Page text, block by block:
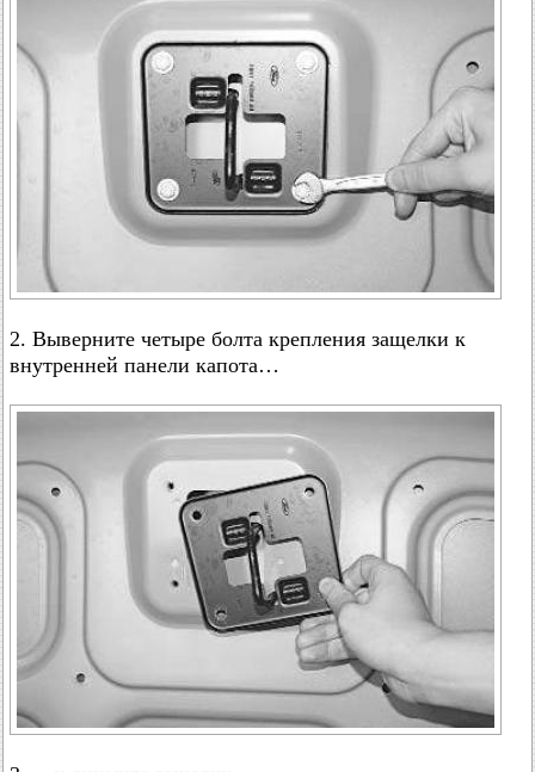
2. Выверните четыре болта крепления защелки к
внутренней панели капота…